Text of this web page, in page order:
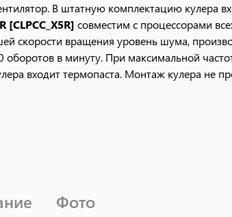
В штатную комплектацию кулера
[CLPCC_X5R] совместим с процессорами
скорости вращения уровень шума,
оборотов в минуту. При максимальной
входит термопаста. Монтаж кулера не
Фото